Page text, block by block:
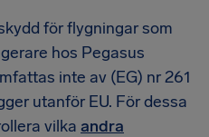
för flygningar som
hos Pegasus
inte av (EG) nr 261
utanför EU. För dessa
vilka andra